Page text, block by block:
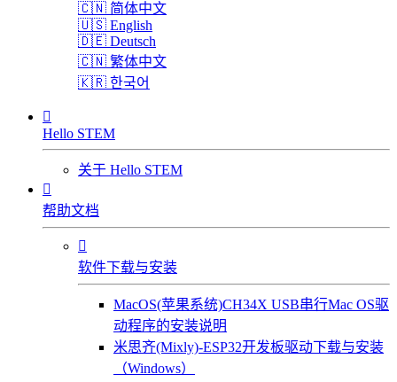
🇨🇳 简体中文
🇺🇸 English
🇩🇪 Deutsch
🇨🇳 繁体中文
🇰🇷 한국어

Hello STEM
关于 Hello STEM

帮助文档

软件下载与安装
MacOS(苹果系统)CH34X USB串行Mac OS驱
动程序的安装说明
米思齐(Mixly)-ESP32开发板驱动下载与安装
（Windows）